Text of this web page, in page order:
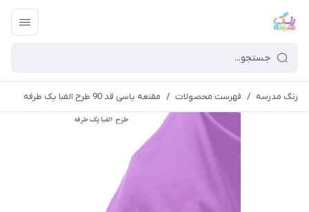
رنگ مدرسه / فهرست محصولات / مقنعه یاسی قد 90 طرح الفبا یک طرفه